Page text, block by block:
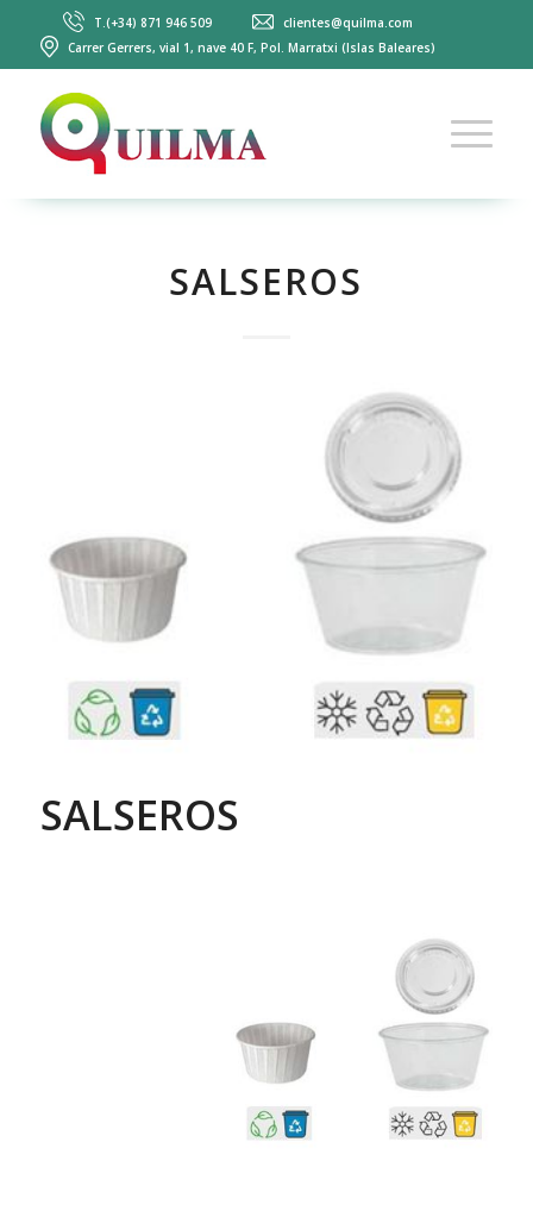
T.(+34) 871 946 509
clientes@quilma.com
Carrer Gerrers, vial 1, nave 40 F, Pol. Marratxi (Islas Baleares)
SALSEROS
SALSEROS